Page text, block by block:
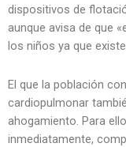
dispositivos de
aunque avisa de que
los niños ya que
El que la población
cardiopulmonar
ahogamiento. Para
inmediatamente,